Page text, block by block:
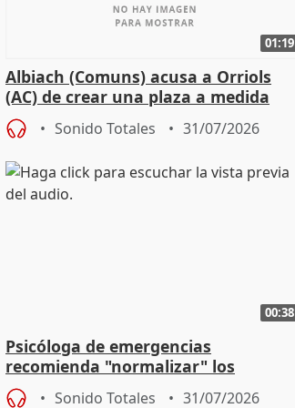
01:19
Albiach (Comuns) acusa a Orriols
(AC) de crear una plaza a medida
para su hija en Ripoll (Girona)
Sonido Totales 31/07/2026
00:38
Psicóloga de emergencias
recomienda "normalizar" los
síntomas tras sufrir un incendio
Sonido Totales 31/07/2026